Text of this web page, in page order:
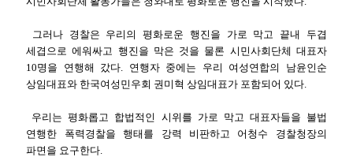
그러나 경찰은 우리의 평화로운 행진을 가로 막고 끝내 두겹
세겹으로 에워싸고 행진을 막은 것을 물론 시민사회단체 대표자
10명을 연행해 갔다. 연행자 중에는 우리 여성연합의 남윤인순
상임대표와 한국여성민우회 권미혁 상임대표가 포함되어 있다.
우리는 평화롭고 합법적인 시위를 가로 막고 대표자들을 불법
연행한 폭력경찰을 행태를 강력 비판하고 어청수 경찰청장의
파면을 요구한다.